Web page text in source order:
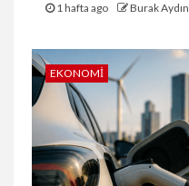
1 hafta ago Burak Aydın
EKONOMI